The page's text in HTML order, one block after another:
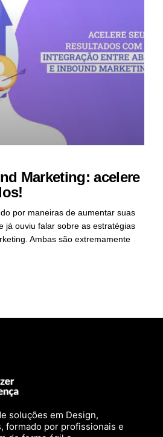
Marketing: acelere
por maneiras de aumentar suas
já ouviu falar sobre as estratégias
Ambas são extremamente
soluções em Design,
formado por profissionais e